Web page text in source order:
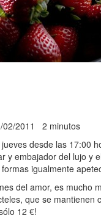
02/2011 2 minutos
desde las 17:00
y embajador del lujo y
igualmente
del amor, es mucho
que se
12 €!